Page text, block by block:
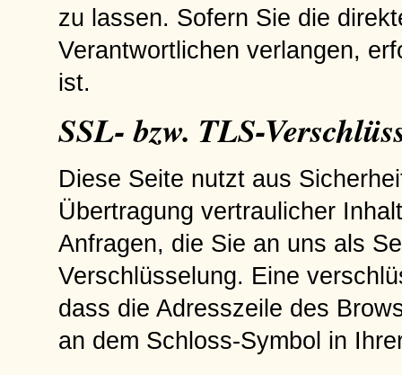
zu lassen. Sofern Sie die
Verantwortlichen verlangen,
ist.
SSL- bzw. TLS-
Diese Seite nutzt aus
Übertragung vertraulicher
Anfragen, die Sie an uns als
Verschlüsselung. Eine
dass die Adresszeile des
an dem Schloss-Symbol in